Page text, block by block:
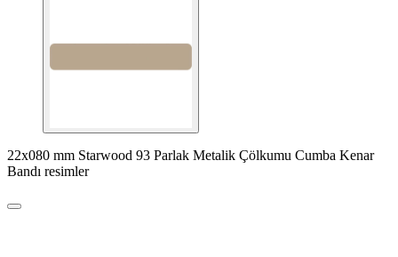
22x080 mm Starwood 93 Parlak Metalik Çölkumu Cumba Kenar
Bandı resimler